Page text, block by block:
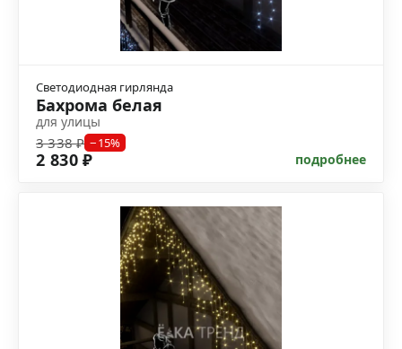
Светодиодная гирлянда
Бахрома белая
для улицы
3 338 ₽ −15%
2 830 ₽ подробнее